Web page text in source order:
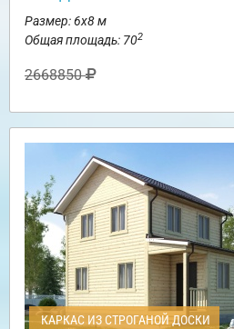
Размер: 6х8 м
Общая площадь: 702
2668850
КАРКАС ИЗ СТРОГАНОЙ ДОСКИ